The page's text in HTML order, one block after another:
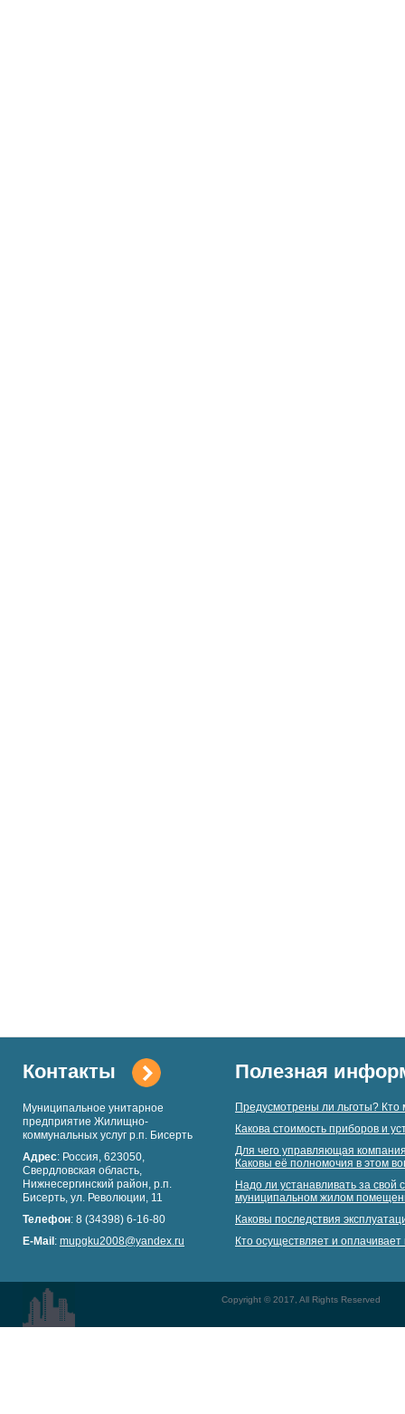
Контакты
Муниципальное унитарное
предприятие Жилищно-
коммунальных услуг р.п. Бисерть
Адрес: Россия, 623050,
Свердловская область,
Нижнесергинский район, р.п.
Бисерть, ул. Революции, 11
Телефон: 8 (34398) 6-16-80
E-Mail : mupgku2008@yandex.ru
Полезная
Предусмотрены ли льготы?
Какова стоимость приборов и
Для чего управляющая
Каковы её полномочия в этом
Надо ли устанавливать за свой
муниципальном жилом
Каковы последствия
Кто осуществляет и
Copyright © 2017, All Rights Reserved